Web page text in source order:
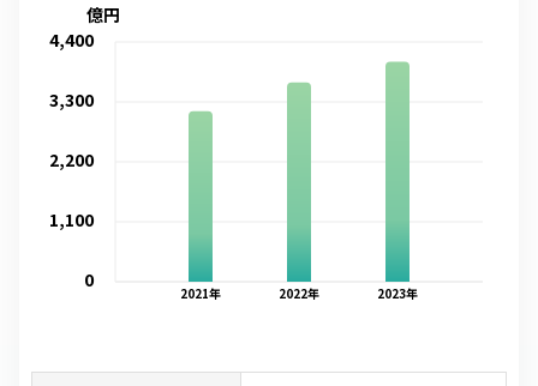
2021年 2022年 2023年
0
1,100
2,200
3,300
4,400
億円